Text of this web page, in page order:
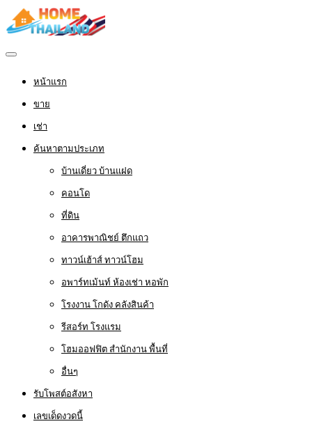
หน้าแรก
ขาย
เช่า
ค้นหาตามประเภท
บ้านเดี่ยว บ้านแฝด
คอนโด
ที่ดิน
อาคารพาณิชย์ ตึกแถว
ทาวน์เฮ้าส์ ทาวน์โฮม
อพาร์ทเม้นท์ ห้องเช่า หอพัก
โรงงาน โกดัง คลังสินค้า
รีสอร์ท โรงแรม
โฮมออฟฟิต สำนักงาน พื้นที่
อื่นๆ
รับโพสต์อสังหา
เลขเด็ดงวดนี้